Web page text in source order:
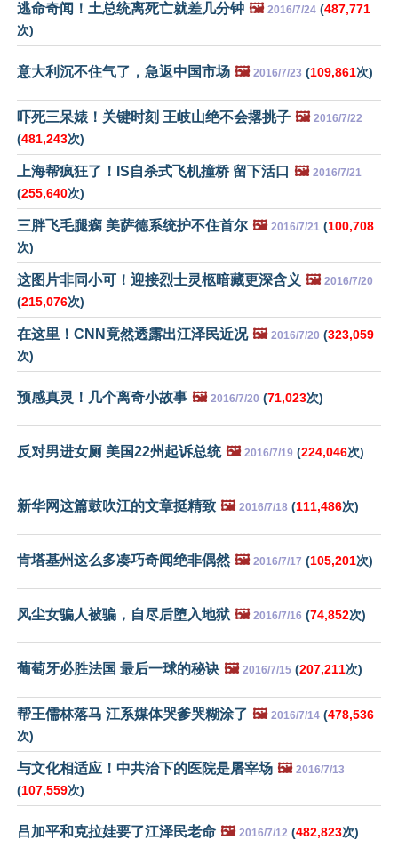
逃命奇闻！土总统离死亡就差几分钟 🖼️ 2016/7/24 (487,771
次)
意大利沉不住气了，急返中国市场 🖼️ 2016/7/23 (109,861次)
吓死三呆婊！关键时刻 王岐山绝不会撂挑子 🖼️ 2016/7/22
(481,243次)
上海帮疯狂了！IS自杀式飞机撞桥 留下活口 🖼️ 2016/7/21
(255,640次)
三胖飞毛腿瘸 美萨德系统护不住首尔 🖼️ 2016/7/21 (100,708
次)
这图片非同小可！迎接烈士灵柩暗藏更深含义 🖼️ 2016/7/20
(215,076次)
在这里！CNN竟然透露出江泽民近况 🖼️ 2016/7/20 (323,059
次)
预感真灵！几个离奇小故事 🖼️ 2016/7/20 (71,023次)
反对男进女厕 美国22州起诉总统 🖼️ 2016/7/19 (224,046次)
新华网这篇鼓吹江的文章挺精致 🖼️ 2016/7/18 (111,486次)
肯塔基州这么多凑巧奇闻绝非偶然 🖼️ 2016/7/17 (105,201次)
风尘女骗人被骗，自尽后堕入地狱 🖼️ 2016/7/16 (74,852次)
葡萄牙必胜法国 最后一球的秘诀 🖼️ 2016/7/15 (207,211次)
帮王儒林落马 江系媒体哭爹哭糊涂了 🖼️ 2016/7/14 (478,536
次)
与文化相适应！中共治下的医院是屠宰场 🖼️ 2016/7/13
(107,559次)
吕加平和克拉娃要了江泽民老命 🖼️ 2016/7/12 (482,823次)